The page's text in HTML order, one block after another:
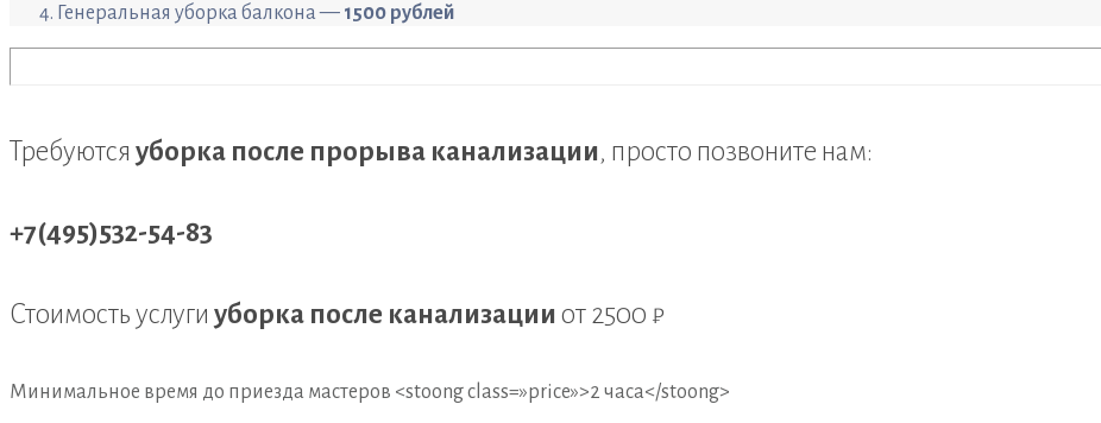
Генеральная уборка балкона — 1500 рублей
Требуются уборка после прорыва канализации, просто позвоните нам:
+7(495)532-54-83
Стоимость услуги уборка после канализации от 2500 ₽
Минимальное время до приезда мастеров <stоong class=»price»>2 часа</stоong>